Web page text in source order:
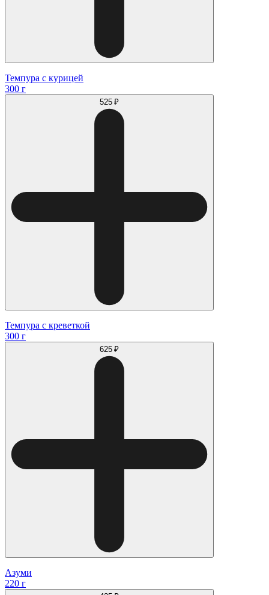
Темпура с курицей
300 г
525 ₽
Темпура с креветкой
300 г
625 ₽
Азуми
220 г